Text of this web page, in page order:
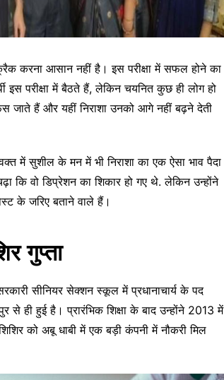
करना आसान नहीं है। इस परीक्षा में सफल होने का
इस परीक्षा में बैठते हैं, लेकिन चयनित कुछ ही लोग हो
जाते हैं और यहीं निराशा उनको आगे नहीं बढ़ने देती
में सुशील के मन में भी निराशा का एक ऐसा भाव पैदा
कि वो डिप्रेशन का शिकार हो गए थे. लेकिन उन्होंने
के जरिए बताने वाले हैं।
गुप्ता
सीनियर सेक्शन स्कूल में प्रधानाचार्य के पद
ही हुई है। प्रारंभिक शिक्षा के बाद उन्होंने 2013 में
को अबू धाबी में एक बड़ी कंपनी में नौकरी मिल